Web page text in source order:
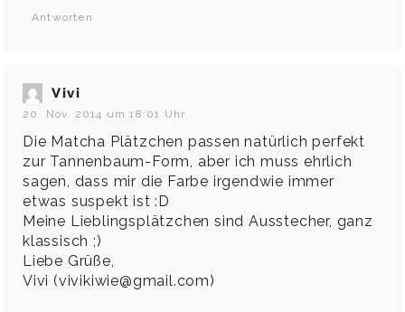
Antworten
Vivi
20. Nov. 2014 um 18:01 Uhr
Die Matcha Plätzchen passen natürlich perfekt
zur Tannenbaum-Form, aber ich muss ehrlich
sagen, dass mir die Farbe irgendwie immer
etwas suspekt ist :D
Meine Lieblingsplätzchen sind Ausstecher, ganz
klassisch ;)
Liebe Grüße,
Vivi (vivikiwie@gmail.com)